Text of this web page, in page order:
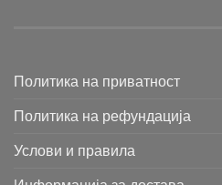
Политика на приватност
Политика на рефундација
Услови и правила